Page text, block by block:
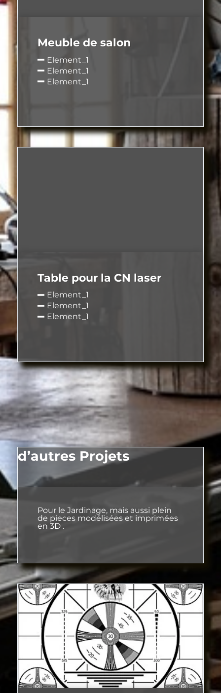
Meuble de salon
Element_1
Element_1
Element_1
Table pour la CN laser
Element_1
Element_1
Element_1
d’autres Projets
Pour le Jardinage, mais aussi plein
de pieces modélisées et imprimées
en 3D .